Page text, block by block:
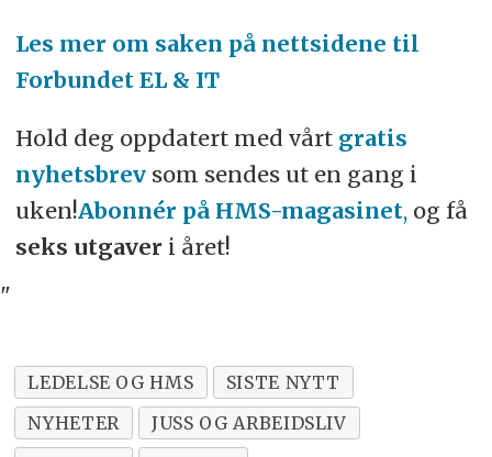
Les mer om saken på nettsidene til
Forbundet EL & IT
Hold deg oppdatert med vårt gratis
nyhetsbrevsom sendes ut en gang i
uken!Abonnér på HMS-magasinet, og få
seks utgaver i året!
"
LEDELSE OG HMS
SISTE NYTT
NYHETER
JUSS OG ARBEIDSLIV